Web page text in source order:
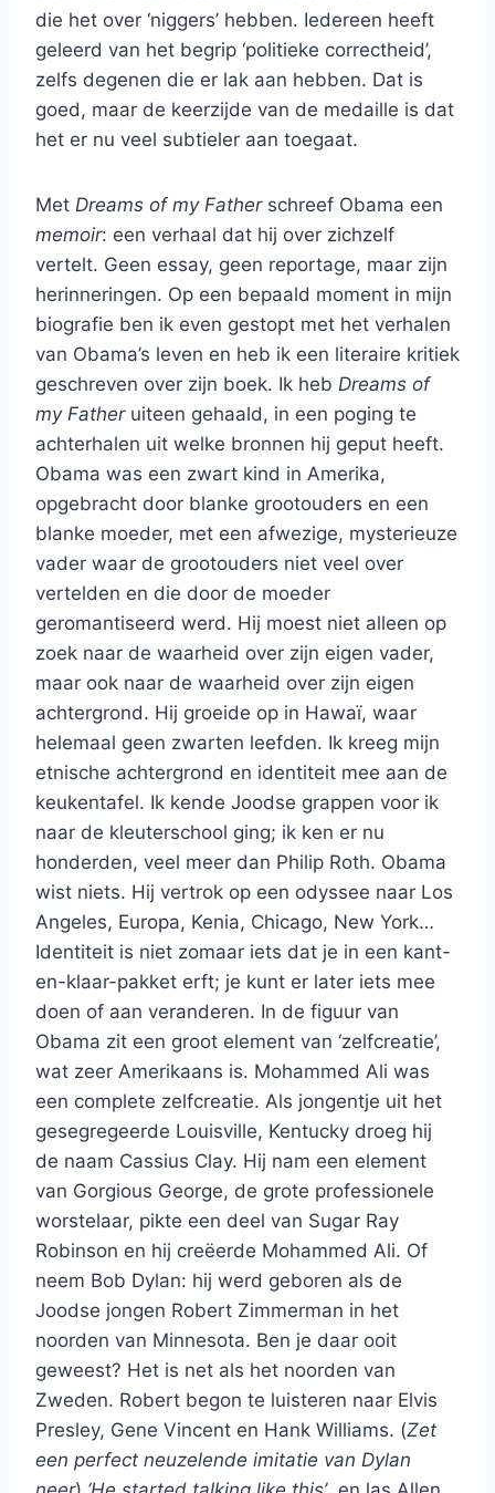
die het over ‘niggers’ hebben. Iedereen heeft
geleerd van het begrip ‘politieke correctheid’,
zelfs degenen die er lak aan hebben. Dat is
goed, maar de keerzijde van de medaille is dat
het er nu veel subtieler aan toegaat.
Met Dreams of my Fatherschreef Obama een
memoir: een verhaal dat hij over zichzelf
vertelt. Geen essay, geen reportage, maar zijn
herinneringen. Op een bepaald moment in mijn
biografie ben ik even gestopt met het verhalen
van Obama’s leven en heb ik een literaire kritiek
geschreven over zijn boek. Ik heb Dreams of
my Fatheruiteen gehaald, in een poging te
achterhalen uit welke bronnen hij geput heeft.
Obama was een zwart kind in Amerika,
opgebracht door blanke grootouders en een
blanke moeder, met een afwezige, mysterieuze
vader waar de grootouders niet veel over
vertelden en die door de moeder
geromantiseerd werd. Hij moest niet alleen op
zoek naar de waarheid over zijn eigen vader,
maar ook naar de waarheid over zijn eigen
achtergrond. Hij groeide op in Hawaï, waar
helemaal geen zwarten leefden. Ik kreeg mijn
etnische achtergrond en identiteit mee aan de
keukentafel. Ik kende Joodse grappen voor ik
naar de kleuterschool ging; ik ken er nu
honderden, veel meer dan Philip Roth. Obama
wist niets. Hij vertrok op een odyssee naar Los
Angeles, Europa, Kenia, Chicago, New York…
Identiteit is niet zomaar iets dat je in een kant-
en-klaar-pakket erft; je kunt er later iets mee
doen of aan veranderen. In de figuur van
Obama zit een groot element van ‘zelfcreatie’,
wat zeer Amerikaans is. Mohammed Ali was
een complete zelfcreatie. Als jongentje uit het
gesegregeerde Louisville, Kentucky droeg hij
de naam Cassius Clay. Hij nam een element
van Gorgious George, de grote professionele
worstelaar, pikte een deel van Sugar Ray
Robinson en hij creëerde Mohammed Ali. Of
neem Bob Dylan: hij werd geboren als de
Joodse jongen Robert Zimmerman in het
noorden van Minnesota. Ben je daar ooit
geweest? Het is net als het noorden van
Zweden. Robert begon te luisteren naar Elvis
Presley, Gene Vincent en Hank Williams. (Zet
een perfect neuzelende imitatie van Dylan